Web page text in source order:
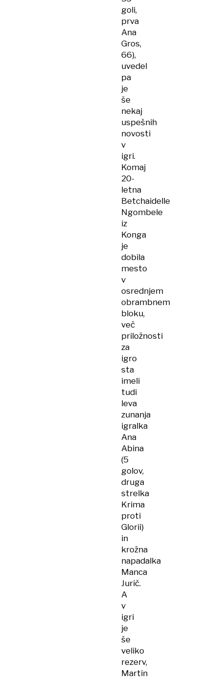
goli,
prva
Ana
Gros,
66),
uvedel
pa
je
še
nekaj
uspešnih
novosti
v
igri.
Komaj
20-
letna
Betchaidelle
Ngombele
iz
Konga
je
dobila
mesto
v
osrednjem
obrambnem
bloku,
več
priložnosti
za
igro
sta
imeli
tudi
leva
zunanja
igralka
Ana
Abina
(5
golov,
druga
strelka
Krima
proti
Glorii)
in
krožna
napadalka
Manca
Jurič.
A
v
igri
je
še
veliko
rezerv,
Martin